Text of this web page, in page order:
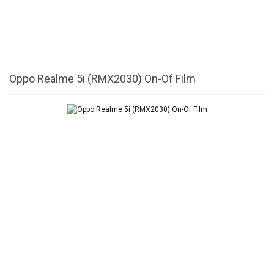
Oppo Realme 5i (RMX2030) On-Of Film